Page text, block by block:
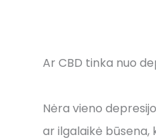
Ar CBD tinka nuo
Nėra vieno
ar ilgalaikė būsena,